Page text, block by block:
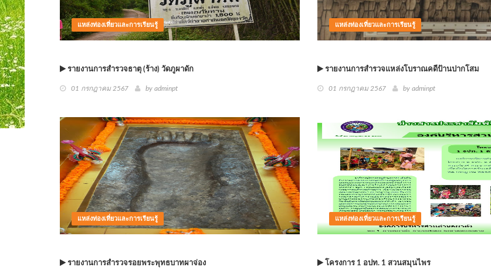
แหล่งท่องเที่ยวและการเรียนรู้
รายงานการสำรวจธาตุ (ร้าง) วัดภูผาดัก
01 กรกฎาคม 2567 by adminpt
แหล่งท่องเที่ยวและการเรียนรู้
รายงานการสำรวจแหล่งโบราณคดีป้านปากโสม
01 กรกฎาคม 2567 by adminpt
แหล่งท่องเที่ยวและการเรียนรู้
รายงานการสำรวจรอยพระพุทธบาทผาจ่อง
แหล่งท่องเที่ยวและการเรียนรู้
โครงการ 1 อปท. 1 สวนสมุนไพร